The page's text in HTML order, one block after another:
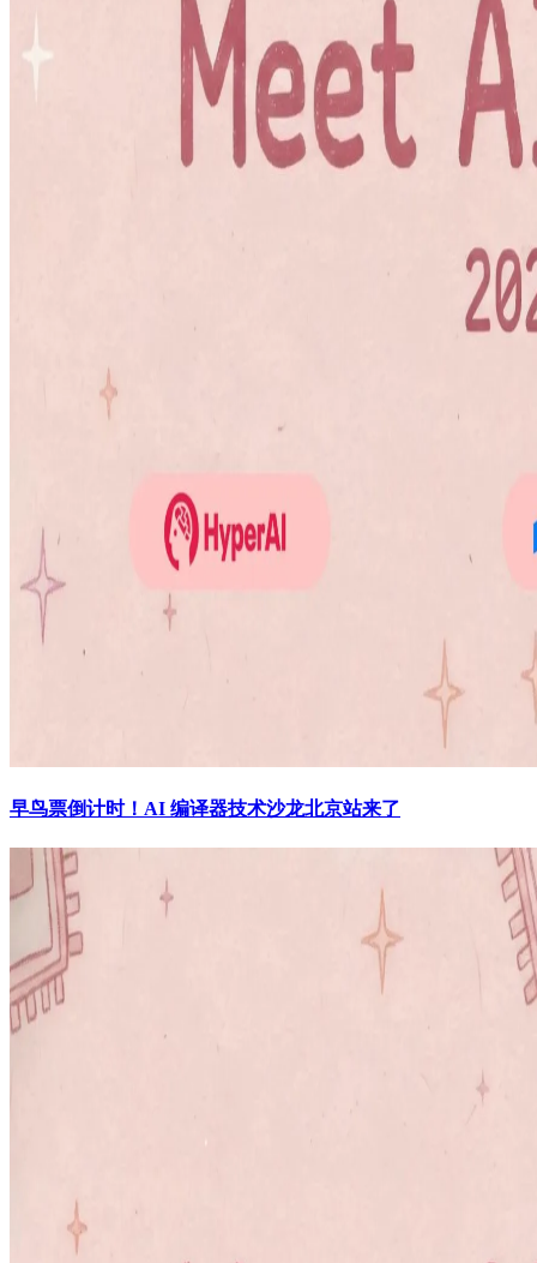
早鸟票倒计时！AI 编译器技术沙龙北京站来了